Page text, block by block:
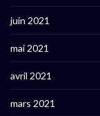
juin 2021
mai 2021
avril 2021
mars 2021